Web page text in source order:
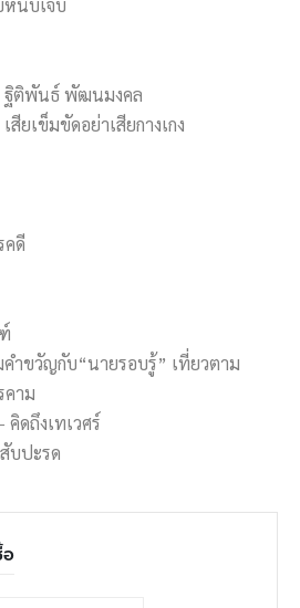
หนีบเจ็บ
ฐิติพันธ์ พัฒนมงคล
สียเข็มขัดอย่าเสียกางเกง
ดี
คำขวัญกับ“นายรอบรู้” เที่ยวตาม
คาม
คิดถึงเทเวศร์
บปะรด